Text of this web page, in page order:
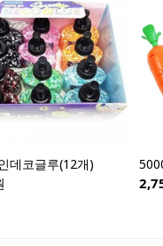
데코글루(12개)